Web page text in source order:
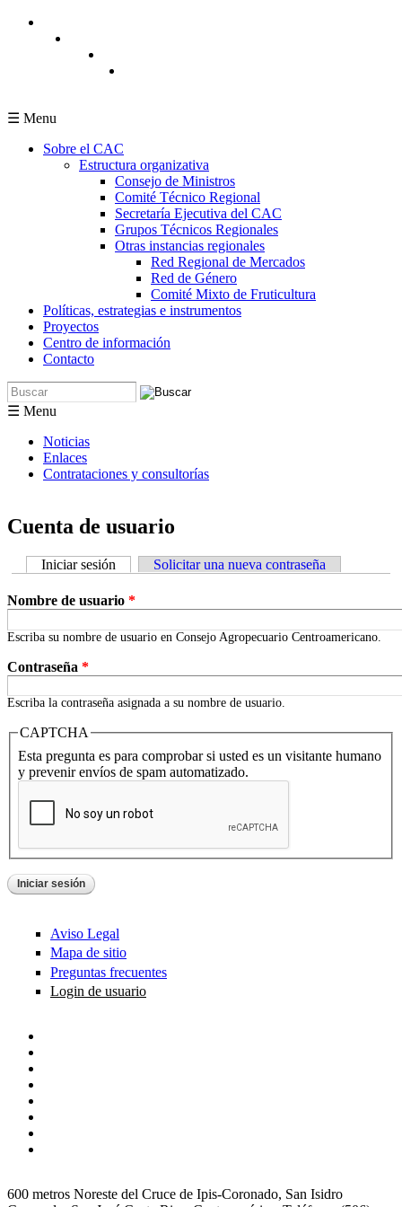
Pasar al contenido principal
☰ Menu
Sobre el CAC
Estructura organizativa
Consejo de Ministros
Comité Técnico Regional
Secretaría Ejecutiva del CAC
Grupos Técnicos Regionales
Otras instancias regionales
Red Regional de Mercados
Red de Género
Comité Mixto de Fruticultura
Políticas, estrategias e instrumentos
Proyectos
Centro de información
Contacto
Formulario de búsqueda
Buscar
☰ Menu
Noticias
Enlaces
Contrataciones y consultorías
Cuenta de usuario
Iniciar sesión (solapa activa)
Solicitar una nueva contraseña
Nombre de usuario *
Escriba su nombre de usuario en Consejo Agropecuario Centroamericano.
Contraseña *
Escriba la contraseña asignada a su nombre de usuario.
CAPTCHA
Esta pregunta es para comprobar si usted es un visitante humano
y prevenir envíos de spam automatizado.
Aviso Legal
Mapa de sitio
Preguntas frecuentes
Login de usuario
600 metros Noreste del Cruce de Ipis-Coronado, San Isidro